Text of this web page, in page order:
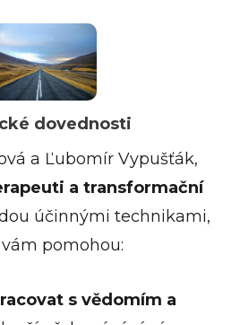
dovednosti
a Ľubomír Vypušťák,
a transformační
účinnými technikami,
pomohou:
s vědomím a